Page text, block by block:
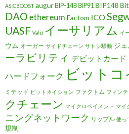
ASICBOOST augur BIP-148 BIP91 BIP148
DAO ethereum Factom ICO
UASF Valu イーサリアム イ
ウム オーガー サイドチェーン サトシ騒動 ジ
ーラビリティ デビットカード
ハードフォーク ビットコ
ミテッド ビットネイション ファクトム フィンテ
クチェーン マイクロペイメント マイ
ニングネットワーク リップル 使っ
規制